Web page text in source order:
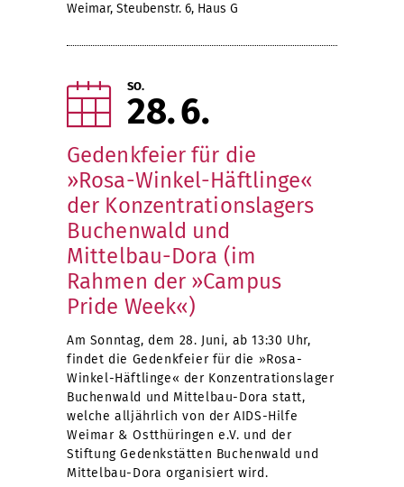
Weimar, Steubenstr. 6, Haus G
SO.
28 6
Gedenkfeier für die
»Rosa-Winkel-Häftlinge«
der Konzentrationslagers
Buchenwald und
Mittelbau-Dora (im
Rahmen der »Campus
Pride Week«)
Am Sonntag, dem 28. Juni, ab 13:30 Uhr,
findet die Gedenkfeier für die »Rosa-
Winkel-Häftlinge« der Konzentrationslager
Buchenwald und Mittelbau-Dora statt,
welche alljährlich von der AIDS-Hilfe
Weimar & Ostthüringen e.V. und der
Stiftung Gedenkstätten Buchenwald und
Mittelbau-Dora organisiert wird.